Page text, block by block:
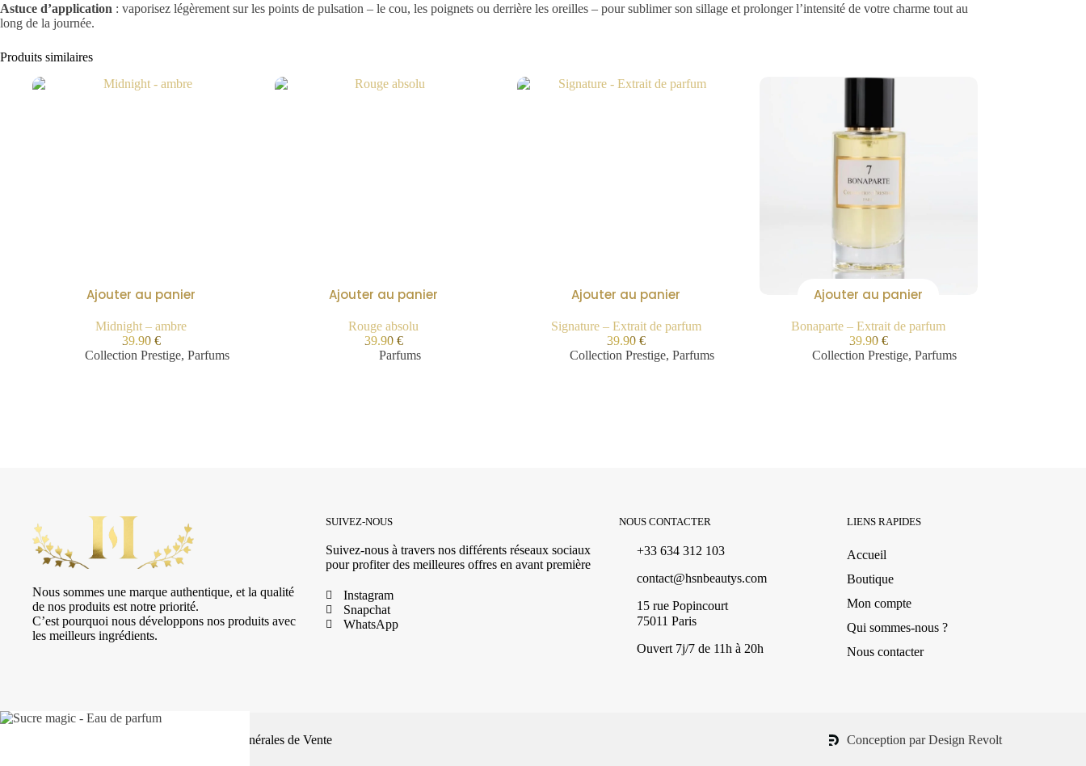
Astuce d’application : vaporisez légèrement sur les points de pulsation – le cou, les poignets ou derrière les oreilles – pour sublimer son sillage et prolonger l’intensité de votre charme tout au
long de la journée.
Produits similaires
Ajouter au panier
Midnight – ambre
39.90 €
Collection Prestige,Parfums
Ajouter au panier
Rouge absolu
39.90 €
Parfums
Ajouter au panier
Signature – Extrait de parfum
39.90 €
Collection Prestige,Parfums
Ajouter au panier
Bonaparte – Extrait de parfum
39.90 €
Collection Prestige,Parfums
Nous sommes une marque authentique, et la qualité
de nos produits est notre priorité.
C’est pourquoi nous développons nos produits avec
les meilleurs ingrédients.
SUIVEZ-NOUS
Suivez-nous à travers nos différents réseaux sociaux
pour profiter des meilleures offres en avant première
Instagram
Snapchat
WhatsApp
NOUS CONTACTER
+33 634 312 103
contact@hsnbeautys.com
15 rue Popincourt
75011 Paris
Ouvert 7j/7 de 11h à 20h
LIENS RAPIDES
Accueil
Boutique
Mon compte
Qui sommes-nous ?
Nous contacter
Conditions Générales de Vente Conception par Design Revolt